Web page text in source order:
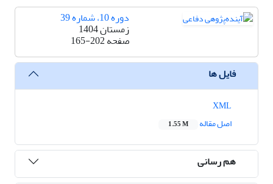
دوره 10، شماره 39
زمستان 1404
صفحه165-202
فایل ها
اصل مقاله
1.55 M
هم رسانی